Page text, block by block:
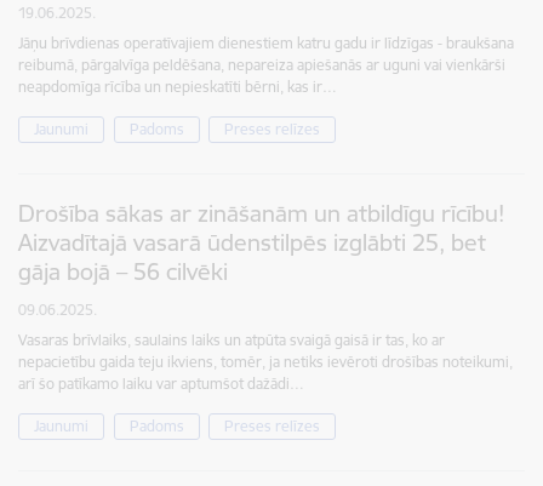
19.06.2025.
Jāņu brīvdienas operatīvajiem dienestiem katru gadu ir līdzīgas - braukšana
reibumā, pārgalvīga peldēšana, nepareiza apiešanās ar uguni vai vienkārši
neapdomīga rīcība un nepieskatīti bērni, kas ir…
Jaunumi Padoms Preses relīzes
Drošība sākas ar zināšanām un atbildīgu rīcību!
Aizvadītajā vasarā ūdenstilpēs izglābti 25, bet
gāja bojā – 56 cilvēki
09.06.2025.
Vasaras brīvlaiks, saulains laiks un atpūta svaigā gaisā ir tas, ko ar
nepacietību gaida teju ikviens, tomēr, ja netiks ievēroti drošības noteikumi,
arī šo patīkamo laiku var aptumšot dažādi…
Jaunumi Padoms Preses relīzes